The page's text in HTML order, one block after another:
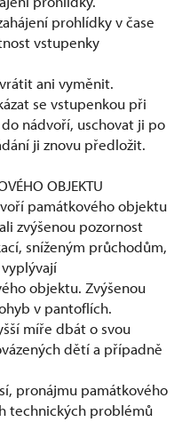
prohlídky v čase
vstupenky
ani vyměnit.
se vstupenkou při
nádvoří, uschovat ji po
ji znovu předložit.
OBJEKTU
památkového objektu
zvýšenou pozornost
sníženým průchodům,
objektu. Zvýšenou
v pantoflích.
míře dbát o svou
dětí a případně
pronájmu památkového
technických problémů